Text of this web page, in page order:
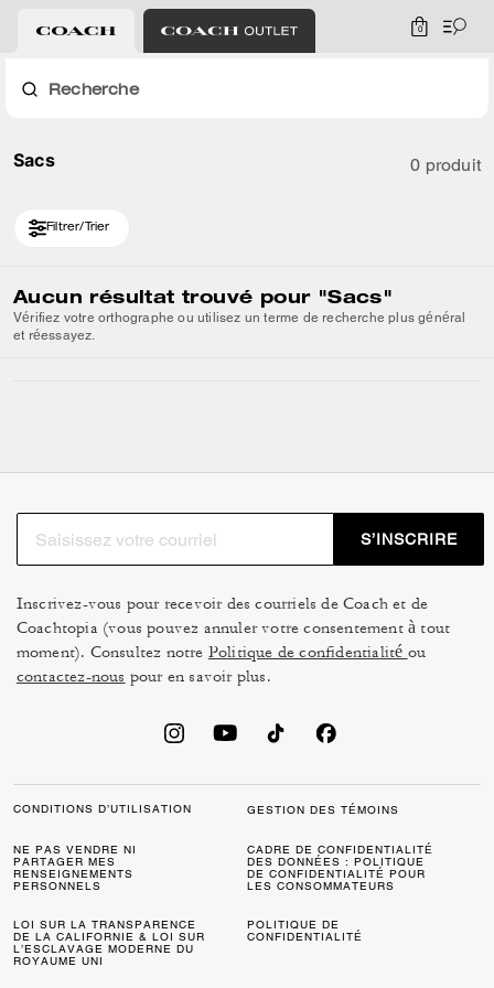
0
Recherche
Sacs 0 produit
Filtrer/Trier
Aucun résultat trouvé pour "Sacs"
Vérifiez votre orthographe ou utilisez un terme de recherche plus général
et réessayez.
S’INSCRIRE
Inscrivez-vous pour recevoir des courriels de Coach et de
Coachtopia (vous pouvez annuler votre consentement à tout
moment). Consultez notre Politique de confidentialité ou
contactez-nous pour en savoir plus.
CONDITIONS D’UTILISATION GESTION DES TÉMOINS
NE PAS VENDRE NI
PARTAGER MES
RENSEIGNEMENTS
PERSONNELS
CADRE DE CONFIDENTIALITÉ
DES DONNÉES : POLITIQUE
DE CONFIDENTIALITÉ POUR
LES CONSOMMATEURS
LOI SUR LA TRANSPARENCE
DE LA CALIFORNIE & LOI SUR
L’ESCLAVAGE MODERNE DU
ROYAUME UNI
POLITIQUE DE
CONFIDENTIALITÉ